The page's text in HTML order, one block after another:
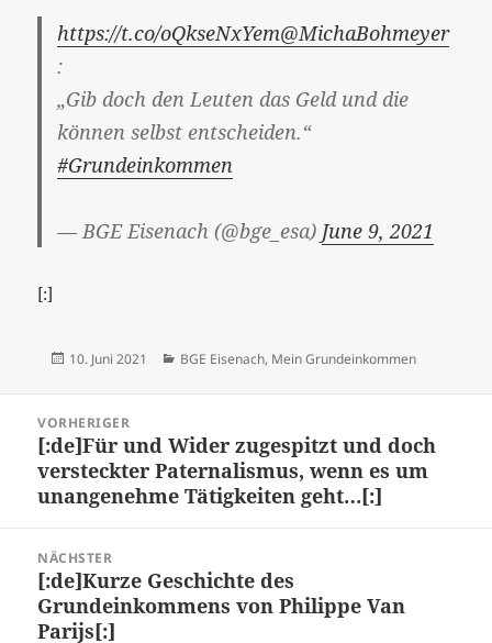
https://t.co/oQkseNxYem@MichaBohmeyer
:
„Gib doch den Leuten das Geld und die
können selbst entscheiden.“
#Grundeinkommen
— BGE Eisenach (@bge_esa) June 9, 2021
[:]
Veröffentlicht
10. Juni 2021 Kategorien
BGE Eisenach, Mein Grundeinkommen
VORHERIGER
Vorheriger
Beitrag:
[:de]Für und Wider zugespitzt und doch
versteckter Paternalismus, wenn es um
unangenehme Tätigkeiten geht…[:]
NÄCHSTER
Nächster
Beitrag:
[:de]Kurze Geschichte des
Grundeinkommens von Philippe Van
Parijs[:]